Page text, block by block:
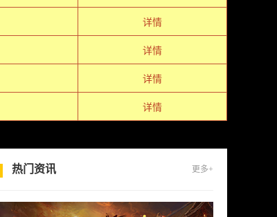
详情
详情
详情
详情
热门资讯 更多+